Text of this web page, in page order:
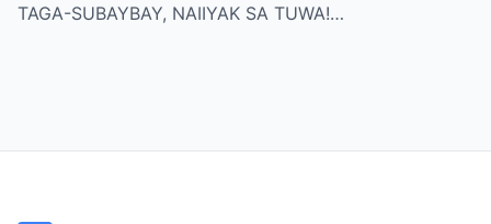
TAGA-SUBAYBAY, NAIIYAK SA TUWA!…